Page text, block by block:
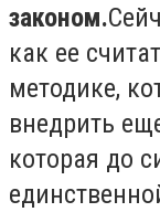
законом.
как ее
методике,
внедрить
которая до